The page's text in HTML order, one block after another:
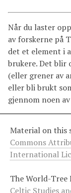
Når du laster
av forskerne på
det et element i
brukere. Det blir
(eller grener av
eller bli brukt
gjennom noen
Material on this
Commons
International
The World-Tree
Celtic Studies